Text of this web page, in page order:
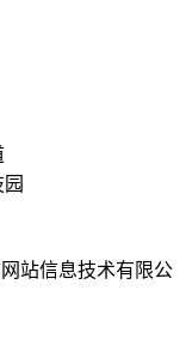
网站信息技术有限公